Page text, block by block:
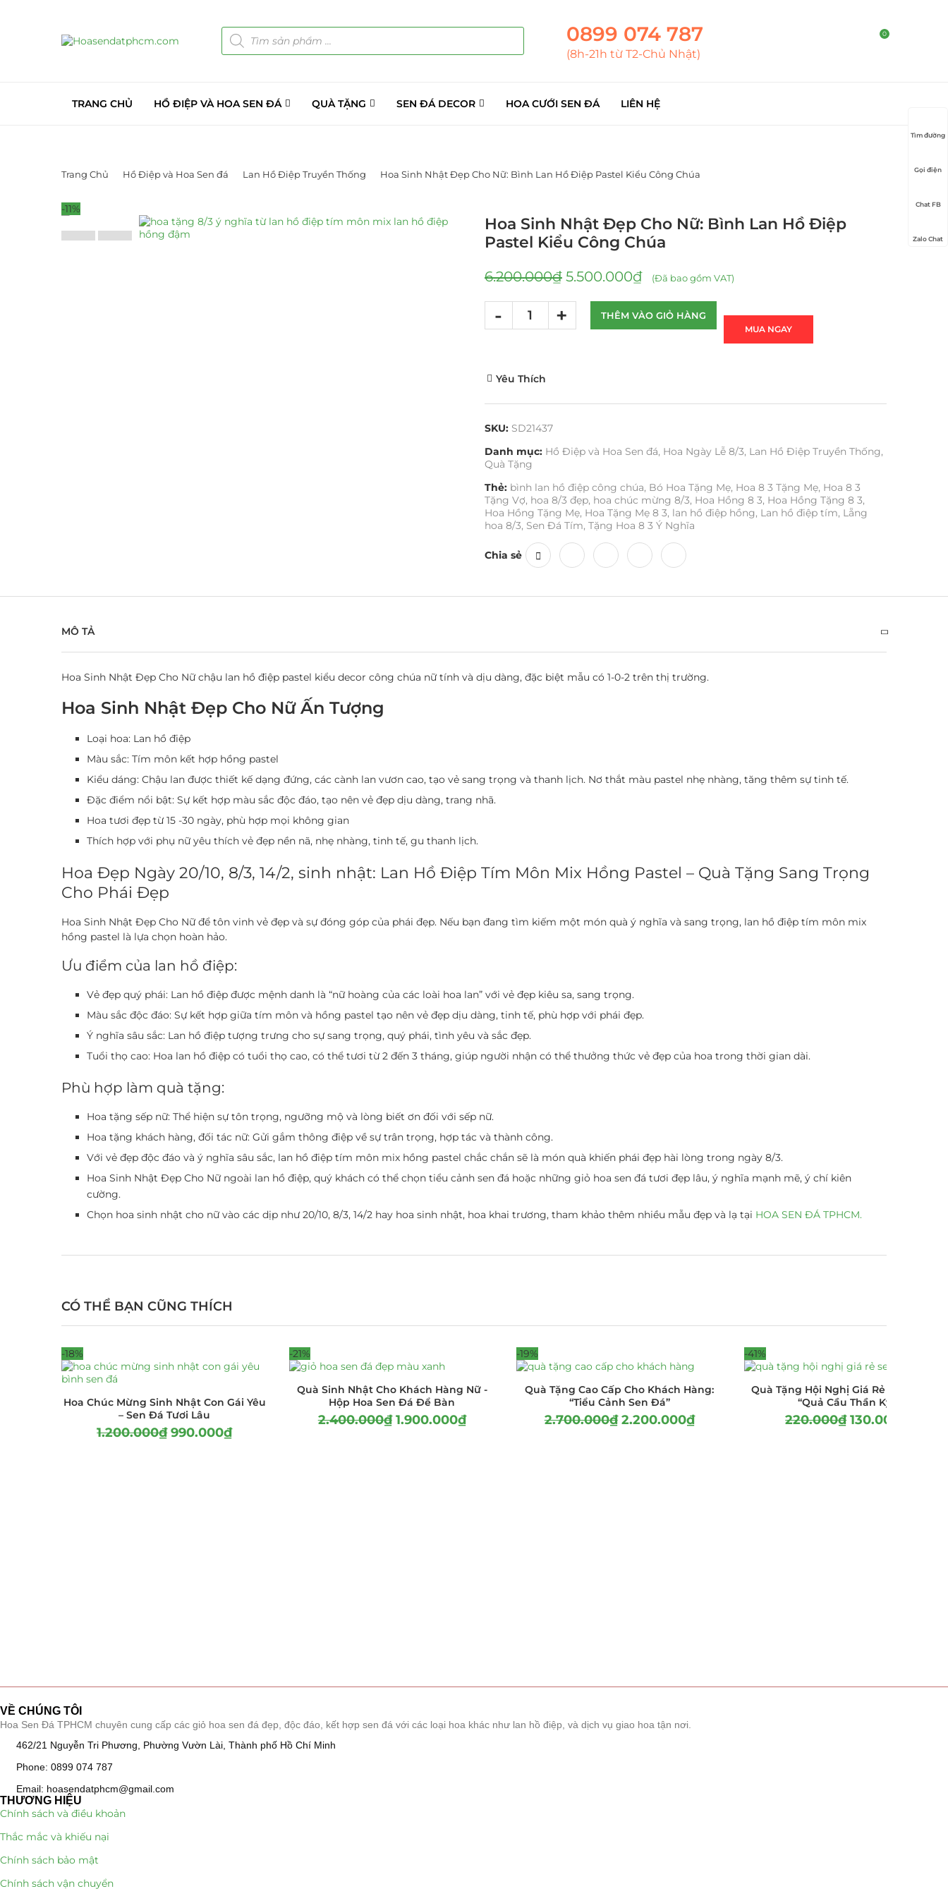
0899 074 787
(8h-21h từ T2-Chủ Nhật)
0
TRANG CHỦ HỒ ĐIỆP VÀ HOA SEN ĐÁ QUÀ TẶNG SEN ĐÁ DECOR HOA CƯỚI SEN ĐÁ LIÊN HỆ
Trang Chủ Hồ Điệp và Hoa Sen đá Lan Hồ Điệp Truyền Thống Hoa Sinh Nhật Đẹp Cho Nữ: Bình Lan Hồ Điệp Pastel Kiểu Công Chúa
-11%
Hoa Sinh Nhật Đẹp Cho Nữ: Bình Lan Hồ Điệp
Pastel Kiểu Công Chúa
6.200.000₫ 5.500.000₫ (Đã bao gồm VAT)
THÊM VÀO GIỎ HÀNG
MUA NGAY
Yêu Thích
SKU: SD21437
Danh mục: Hồ Điệp và Hoa Sen đá, Hoa Ngày Lễ 8/3, Lan Hồ Điệp Truyền Thống,
Quà Tặng
Thẻ: bình lan hồ điệp công chúa, Bó Hoa Tặng Mẹ, Hoa 8 3 Tặng Mẹ, Hoa 8 3
Tặng Vợ, hoa 8/3 đẹp, hoa chúc mừng 8/3, Hoa Hồng 8 3, Hoa Hồng Tặng 8 3,
Hoa Hồng Tặng Mẹ, Hoa Tặng Mẹ 8 3, lan hồ điệp hồng, Lan hồ điệp tím, Lẵng
hoa 8/3, Sen Đá Tím, Tặng Hoa 8 3 Ý Nghĩa
Chia sẻ
MÔ TẢ
Hoa Sinh Nhật Đẹp Cho Nữ chậu lan hồ điệp pastel kiểu decor công chúa nữ tính và dịu dàng, đặc biệt mẫu có 1-0-2 trên thị trường.
Hoa Sinh Nhật Đẹp Cho Nữ Ấn Tượng
Loại hoa: Lan hồ điệp
Màu sắc: Tím môn kết hợp hồng pastel
Kiểu dáng: Chậu lan được thiết kế dạng đứng, các cành lan vươn cao, tạo vẻ sang trọng và thanh lịch. Nơ thắt màu pastel nhẹ nhàng, tăng thêm sự tinh tế.
Đặc điểm nổi bật: Sự kết hợp màu sắc độc đáo, tạo nên vẻ đẹp dịu dàng, trang nhã.
Hoa tươi đẹp từ 15 -30 ngày, phù hợp mọi không gian
Thích hợp với phụ nữ yêu thích vẻ đẹp nền nã, nhẹ nhàng, tinh tế, gu thanh lịch.
Hoa Đẹp Ngày 20/10, 8/3, 14/2, sinh nhật: Lan Hồ Điệp Tím Môn Mix Hồng Pastel – Quà Tặng Sang Trọng
Cho Phái Đẹp
Hoa Sinh Nhật Đẹp Cho Nữ để tôn vinh vẻ đẹp và sự đóng góp của phái đẹp. Nếu bạn đang tìm kiếm một món quà ý nghĩa và sang trọng, lan hồ điệp tím môn mix
hồng pastel là lựa chọn hoàn hảo.
Ưu điểm của lan hồ điệp:
Vẻ đẹp quý phái: Lan hồ điệp được mệnh danh là “nữ hoàng của các loài hoa lan” với vẻ đẹp kiêu sa, sang trọng.
Màu sắc độc đáo: Sự kết hợp giữa tím môn và hồng pastel tạo nên vẻ đẹp dịu dàng, tinh tế, phù hợp với phái đẹp.
Ý nghĩa sâu sắc: Lan hồ điệp tượng trưng cho sự sang trọng, quý phái, tình yêu và sắc đẹp.
Tuổi thọ cao: Hoa lan hồ điệp có tuổi thọ cao, có thể tươi từ 2 đến 3 tháng, giúp người nhận có thể thưởng thức vẻ đẹp của hoa trong thời gian dài.
Phù hợp làm quà tặng:
Hoa tặng sếp nữ: Thể hiện sự tôn trọng, ngưỡng mộ và lòng biết ơn đối với sếp nữ.
Hoa tặng khách hàng, đối tác nữ: Gửi gắm thông điệp về sự trân trọng, hợp tác và thành công.
Với vẻ đẹp độc đáo và ý nghĩa sâu sắc, lan hồ điệp tím môn mix hồng pastel chắc chắn sẽ là món quà khiến phái đẹp hài lòng trong ngày 8/3.
Hoa Sinh Nhật Đẹp Cho Nữ ngoài lan hồ điệp, quý khách có thể chọn tiểu cảnh sen đá hoặc những giỏ hoa sen đá tươi đẹp lâu, ý nghĩa mạnh mẽ, ý chí kiên
cường.
Chọn hoa sinh nhật cho nữ vào các dịp như 20/10, 8/3, 14/2 hay hoa sinh nhật, hoa khai trương, tham khảo thêm nhiều mẫu đẹp và lạ tại HOA SEN ĐÁ TPHCM.
CÓ THỂ BẠN CŨNG THÍCH
-18%
Hoa Chúc Mừng Sinh Nhật Con Gái Yêu
– Sen Đá Tươi Lâu
1.200.000₫ 990.000₫
-21%
Quà Sinh Nhật Cho Khách Hàng Nữ -
Hộp Hoa Sen Đá Để Bàn
2.400.000₫ 1.900.000₫
-19%
Quà Tặng Cao Cấp Cho Khách Hàng:
“Tiểu Cảnh Sen Đá”
2.700.000₫ 2.200.000₫
-41%
Quà Tặng Hội Nghị Giá Rẻ Từ Sen Đá:
“Quả Cầu Thần Kỳ”
220.000₫ 130.000
VỀ CHÚNG TÔI
Hoa Sen Đá TPHCM chuyên cung cấp các giỏ hoa sen đá đẹp, độc đáo, kết hợp sen đá với các loại hoa khác như lan hồ điệp, và dịch vụ giao hoa tận nơi.
462/21 Nguyễn Tri Phương, Phường Vườn Lài, Thành phố Hồ Chí Minh
Phone: 0899 074 787
Email: hoasendatphcm@gmail.com
THƯƠNG HIỆU
Chính sách và điều khoản
Thắc mắc và khiếu nại
Chính sách bảo mật
Chính sách vận chuyển
Tìm đường
Gọi điện
Chat FB
Zalo Chat